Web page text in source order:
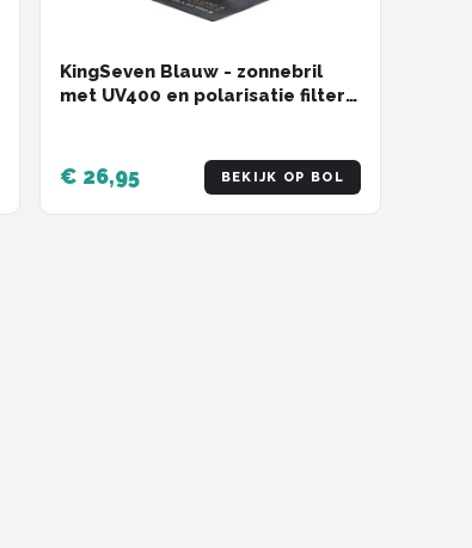
KingSeven Blauw - zonnebril
met UV400 en polarisatie filter -
€ 26,95 BEKIJK OP BOL